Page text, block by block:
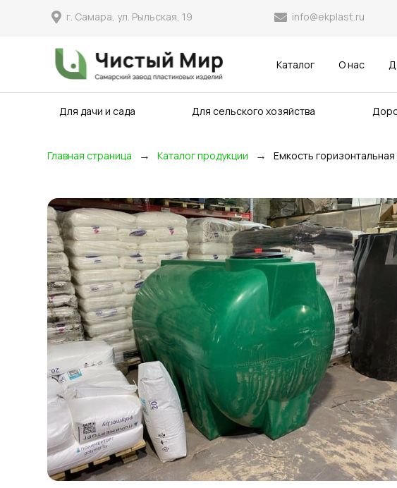
г. Самара, ул. Рыльская, 19 info@ekplast.ru
Каталог О нас
Для дачи и сада Для сельского хозяйства
Главная страница → Каталог продукции → Емкость